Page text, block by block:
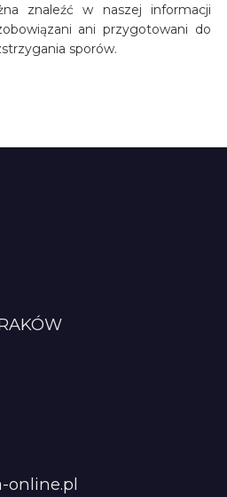
znaleźć w naszej informacji
ani przygotowani do
sporów.
online.pl